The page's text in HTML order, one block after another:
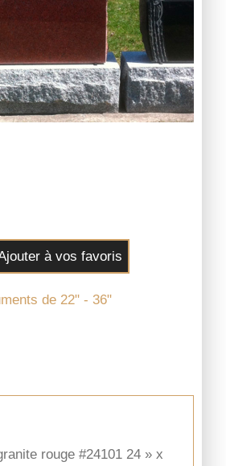
à vos favoris
de 22" - 36"
rouge #24101 24 » x